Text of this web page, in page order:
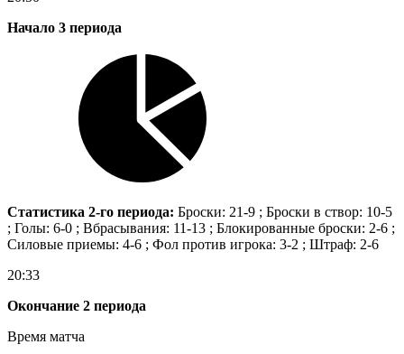
Начало 3 периода
Статистика 2-го периода: Броски: 21-9 ; Броски в створ: 10-5
; Голы: 6-0 ; Вбрасывания: 11-13 ; Блокированные броски: 2-6 ;
Силовые приемы: 4-6 ; Фол против игрока: 3-2 ; Штраф: 2-6
20:33
Окончание 2 периода
Время матча